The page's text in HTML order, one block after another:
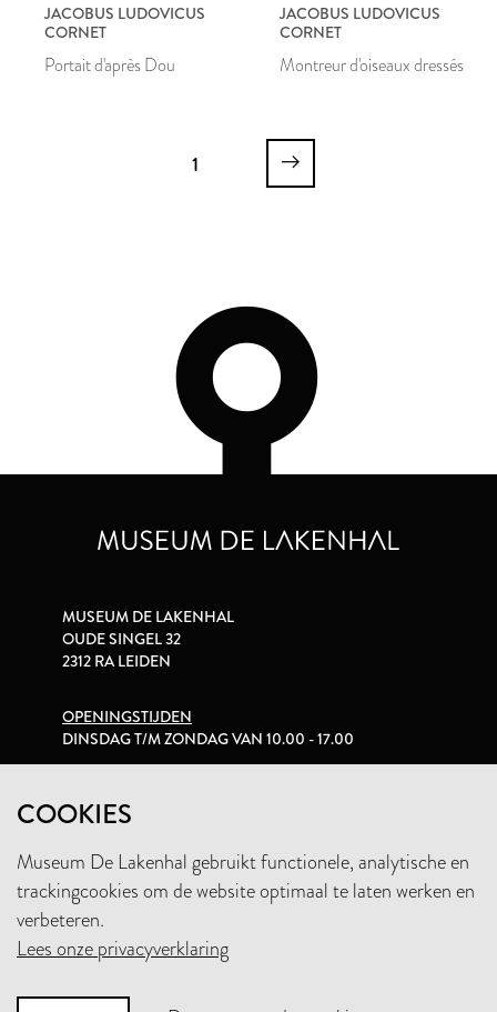
JACOBUS LUDOVICUS
CORNET
Portait d'après Dou
JACOBUS LUDOVICUS
CORNET
Montreur d'oiseaux dressés
1
COOKIES
Museum De Lakenhal gebruikt functionele, analytische en
trackingcookies om de website optimaal te laten werken en
verbeteren.
Lees onze privacyverklaring
MUSEUM DE LAKENHAL
OUDE SINGEL 32
2312 RA LEIDEN
OPENINGSTIJDEN
DINSDAG T/M ZONDAG VAN 10.00 - 17.00
+31 (0)71 5165360
INFO@LAKENHAL.NL
STEUN HET MUSEUM